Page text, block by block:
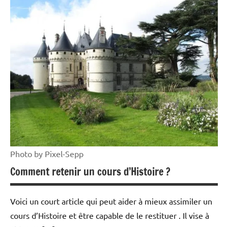
Photo by Pixel-Sepp
Comment retenir un cours d’Histoire ?
Voici un court article qui peut aider à mieux assimiler un
cours d’Histoire et être capable de le restituer . Il vise à